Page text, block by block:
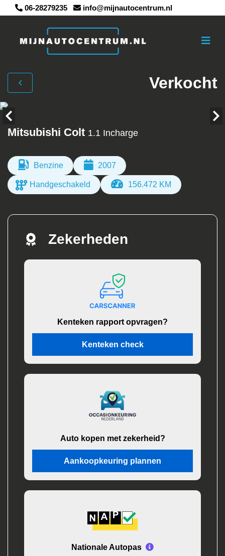
06-28279235 info@mijnautocentrum.nl
Verkocht
Mitsubishi Colt 1.1 Incharge
Benzine 2007
Handgeschakeld 156.472 KM
Zekerheden
Kenteken rapport opvragen?
Kenteken check
Auto kopen met zekerheid?
Aankoopkeuring plannen
Nationale Autopas